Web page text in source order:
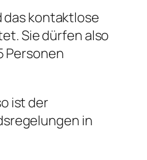
das kontaktlose
Sie dürfen also
Personen
ist der
in